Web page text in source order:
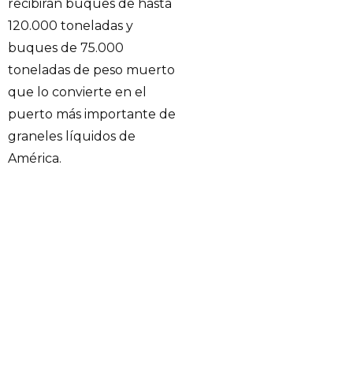
recibirán buques de hasta
120.000 toneladas y
buques de 75.000
toneladas de peso muerto
que lo convierte en el
puerto más importante de
graneles líquidos de
América.